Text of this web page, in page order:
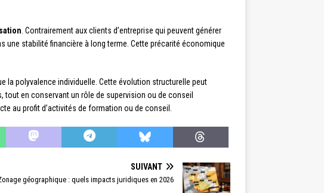
. Contrairement aux clients d’entreprise qui peuvent générer
une stabilité financière à long terme. Cette précarité économique
la polyvalence individuelle. Cette évolution structurelle peut
en conservant un rôle de supervision ou de conseil
au profit d’activités de formation ou de conseil.
SUIVANT
géographique : quels impacts juridiques en 2026